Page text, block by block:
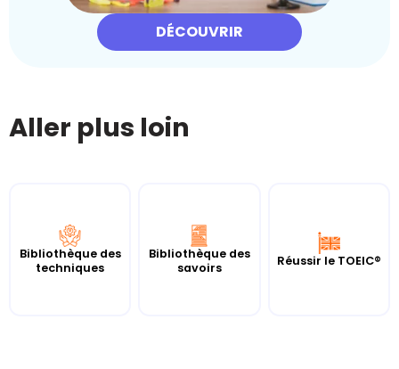
DÉCOUVRIR
Aller plus loin
Bibliothèque des
techniques
Bibliothèque des
savoirs
Réussir le TOEIC®